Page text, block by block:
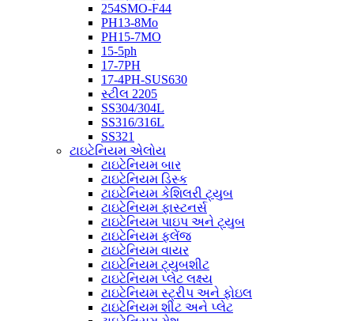
254SMO-F44
PH13-8Mo
PH15-7MO
15-5ph
17-7PH
17-4PH-SUS630
સ્ટીલ 2205
SS304/304L
SS316/316L
SS321
ટાઇટેનિયમ એલોય
ટાઇટેનિયમ બાર
ટાઇટેનિયમ ડિસ્ક
ટાઇટેનિયમ કેશિલરી ટ્યુબ
ટાઇટેનિયમ ફાસ્ટનર્સ
ટાઇટેનિયમ પાઇપ અને ટ્યુબ
ટાઇટેનિયમ ફ્લેંજ
ટાઇટેનિયમ વાયર
ટાઇટેનિયમ ટ્યુબશીટ
ટાઇટેનિયમ પ્લેટ લક્ષ્ય
ટાઇટેનિયમ સ્ટ્રીપ અને ફોઇલ
ટાઇટેનિયમ શીટ અને પ્લેટ